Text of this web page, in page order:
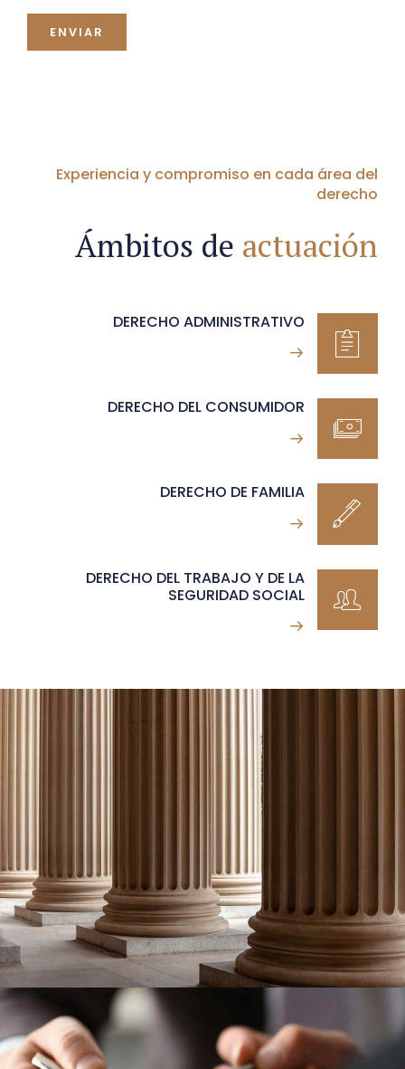
Experiencia y compromiso en cada área del
derecho
Ámbitos de actuación
DERECHO ADMINISTRATIVO
DERECHO DEL CONSUMIDOR
DERECHO DE FAMILIA
DERECHO DEL TRABAJO Y DE LA
SEGURIDAD SOCIAL